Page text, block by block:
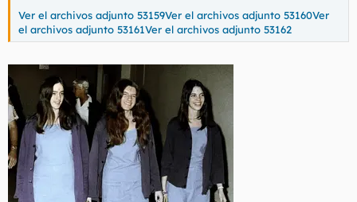
Ver el archivos adjunto 53159Ver el archivos adjunto 53160Ver
el archivos adjunto 53161Ver el archivos adjunto 53162